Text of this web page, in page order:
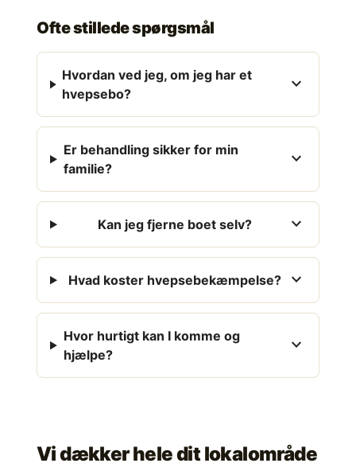
Ofte stillede spørgsmål
Hvordan ved jeg, om jeg har et
hvepsebo?
expand_more
Er behandling sikker for min
familie?
expand_more
Kan jeg fjerne boet selv? expand_more
Hvad koster hvepsebekæmpelse? expand_more
Hvor hurtigt kan I komme og
hjælpe?
expand_more
Vi dækker hele dit lokalområde